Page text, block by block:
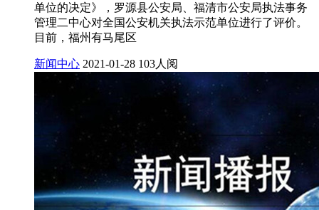
单位的决定》，罗源县公安局、福清市公安局执法事务
管理二中心对全国公安机关执法示范单位进行了评价。
目前，福州有马尾区
新闻中心 2021-01-28 103人阅